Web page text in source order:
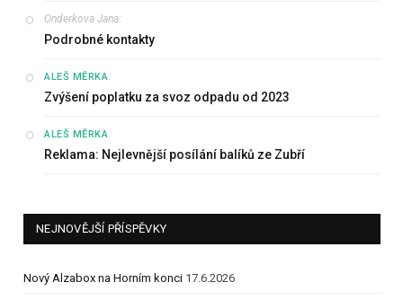
Onderkova Jana:
Podrobné kontakty
ALEŠ MĚRKA:
Zvýšení poplatku za svoz odpadu od 2023
ALEŠ MĚRKA:
Reklama: Nejlevnější posílání balíků ze Zubří
NEJNOVĚJŠÍ PŘÍSPĚVKY
Nový Alzabox na Horním konci 17.6.2026